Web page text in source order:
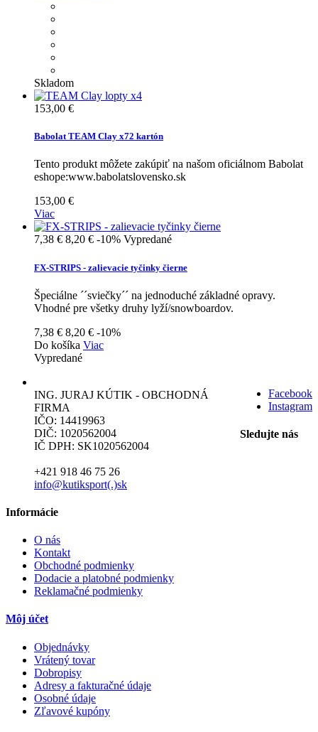
Skladom
153,00 €
Babolat TEAM Clay x72 kartón
Tento produkt môžete zakúpiť na našom oficiálnom Babolat
eshope:www.babolatslovensko.sk
153,00 €
Viac
7,38 € 8,20 € -10% Vypredané
FX-STRIPS - zalievacie tyčinky čierne
Špeciálne ´´sviečky´´ na jednoduché základné opravy.
Vhodné pre všetky druhy lyží/snowboardov.
7,38 € 8,20 € -10%
Do košíka Viac
Vypredané
Facebook
Instagram
Sledujte nás
ING. JURAJ KÚTIK - OBCHODNÁ
FIRMA
IČO: 14419963
DIČ: 1020562004
IČ DPH: SK1020562004
+421 918 46 75 26
info@kutiksport(.)sk
Informácie
O nás
Kontakt
Obchodné podmienky
Dodacie a platobné podmienky
Reklamačné podmienky
Môj účet
Objednávky
Vrátený tovar
Dobropisy
Adresy a fakturačné údaje
Osobné údaje
Zľavové kupóny